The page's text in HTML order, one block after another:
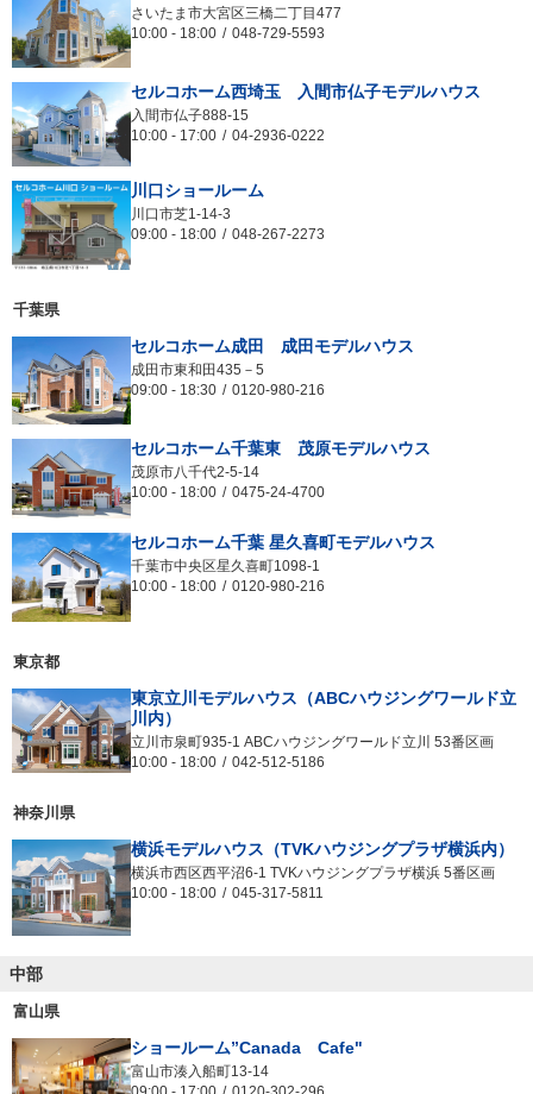
さいたま市大宮区三橋二丁目477
10:00 - 18:00 048-729-5593
セルコホーム西埼玉 入間市仏子モデルハウス
入間市仏子888-15
10:00 - 17:00 04-2936-0222
川口ショールーム
川口市芝1-14-3
09:00 - 18:00 048‐267‐2273
千葉県
セルコホーム成田 成田モデルハウス
成田市東和田435－5
09:00 - 18:30 0120-980-216
セルコホーム千葉東 茂原モデルハウス
茂原市八千代2-5-14
10:00 - 18:00 0475-24-4700
セルコホーム千葉 星久喜町モデルハウス
千葉市中央区星久喜町1098-1
10:00 - 18:00 0120-980-216
東京都
東京立川モデルハウス（ABCハウジングワールド立
川内）
立川市泉町935-1 ABCハウジングワールド立川 53番区画
10:00 - 18:00 042-512-5186
神奈川県
横浜モデルハウス（TVKハウジングプラザ横浜内）
横浜市西区西平沼6-1 TVKハウジングプラザ横浜 5番区画
10:00 - 18:00 045-317-5811
中部
富山県
ショールーム”Canada Cafe"
富山市湊入船町13-14